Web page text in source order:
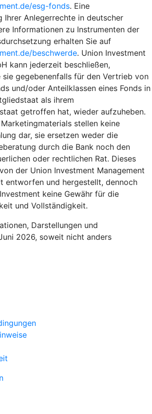
esg-fonds. Eine
Ihrer Anlegerrechte in deutscher
Informationen zu Instrumenten der
erhalten Sie auf
beschwerde. Union Investment
kann jederzeit beschließen,
sie gegebenenfalls für den Vertrieb von
und/oder Anteilklassen eines Fonds in
als ihrem
getroffen hat, wieder aufzuheben.
stellen keine
dar, sie ersetzen weder die
durch die Bank noch den
oder rechtlichen Rat. Dieses
der Union Investment Management
entworfen und hergestellt, dennoch
keine Gewähr für die
und Vollständigkeit.
Darstellungen und
2026, soweit nicht anders